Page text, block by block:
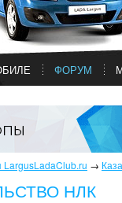
ФОРУМ
LargusLadaClub.ru →
НЛК